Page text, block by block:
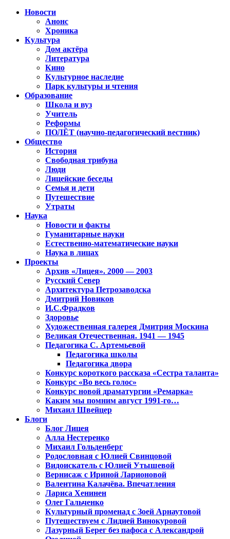
Новости
Анонс
Хроника
Культура
Дом актёра
Литература
Кино
Культурное наследие
Парк культуры и чтения
Образование
Школа и вуз
Учитель
Реформы
ПОЛЁТ (научно-педагогический вестник)
Общество
История
Свободная трибуна
Люди
Лицейские беседы
Семья и дети
Путешествие
Утраты
Наука
Новости и факты
Гуманитарные науки
Естественно-математические науки
Наука в лицах
Проекты
Архив «Лицея». 2000 — 2003
Русский Север
Архитектура Петрозаводска
Дмитрий Новиков
И.С.Фрадков
Здоровье
Художественная галерея Дмитрия Москина
Великая Отечественная. 1941 — 1945
Педагогика С. Артемьевой
Педагогика школы
Педагогика двора
Конкурс короткого рассказа «Сестра таланта»
Конкурс «Во весь голос»
Конкурс новой драматургии «Ремарка»
Каким мы помним август 1991-го…
Михаил Швейцер
Блоги
Блог Лицея
Алла Нестеренко
Михаил Гольденберг
Родословная с Юлией Свинцовой
Видоискатель с Юлией Утышевой
Вернисаж с Ириной Ларионовой
Валентина Калачёва. Впечатления
Лариса Хенинен
Олег Гальченко
Культурный променад с Зоей Арнаутовой
Путешествуем с Лидией Винокуровой
Лазурный Берег без пафоса с Александрой